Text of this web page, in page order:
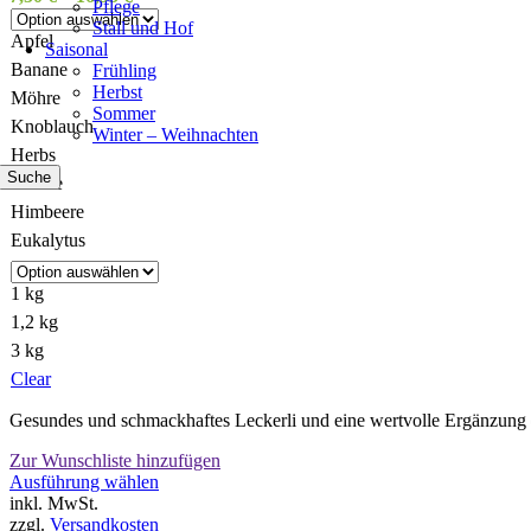
Pflege
Stall und Hof
Saisonal
Frühling
Herbst
Sommer
Winter – Weihnachten
Suche
Apfel
Banane
Möhre
Knoblauch
Herbs
Vanille
Himbeere
Eukalytus
1 kg
1,2 kg
3 kg
Clear
Gesundes und schmackhaftes Leckerli und eine wertvolle
Zur Wunschliste hinzufügen
Ausführung wählen
inkl. MwSt.
zzgl. Versandkosten